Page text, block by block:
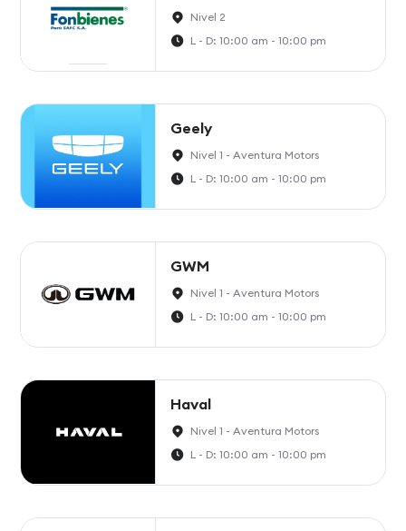
Nivel 2
L - D: 10:00 am - 10:00 pm
Geely
Nivel 1 - Aventura Motors
L - D: 10:00 am - 10:00 pm
GWM
Nivel 1 - Aventura Motors
L - D: 10:00 am - 10:00 pm
Haval
Nivel 1 - Aventura Motors
L - D: 10:00 am - 10:00 pm